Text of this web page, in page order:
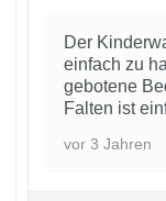
Der
einfach zu
gebotene
Falten ist
vor 3 Jahren